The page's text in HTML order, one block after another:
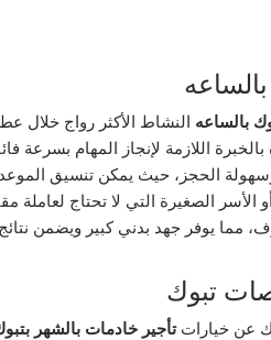
بالساعه النشاط الأكثر رواج خلال
اللازمة لإنجاز المهام بسرعة
الحجز، حيث يمكن تنسيق
أو الأسر الصغيرة التي لا تحتاج
مما يوفر جهد بدني كبير ويضمن
تبوك
عن خياراتتأجير خادمات بالشهر